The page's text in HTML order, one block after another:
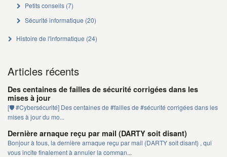
Petits conseils(7)
Sécurité informatique (20)
Histoire de l'informatique (24)
Articles récents
Des centaines de failles de sécurité corrigées dans les
mises à jour
[🛡️ #Cybersécurité] Des centaines de #failles de #sécurité corrigées dans les
mises à jour du mo...
Dernière arnaque reçu par mail (DARTY soit disant)
Bonjour à tous, la dernière arnaque reçu par mail (DARTY soit disant) , qui
vous incite finalement à annuler la comman...